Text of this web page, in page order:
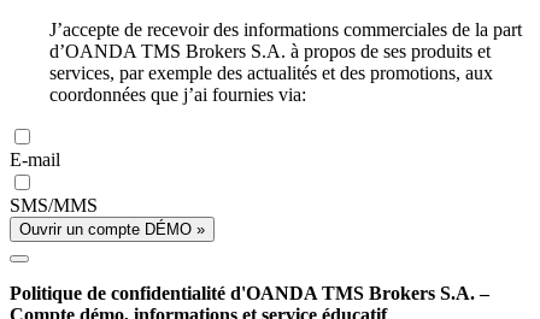
J’accepte de recevoir des informations commerciales de la part
d’OANDA TMS Brokers S.A. à propos de ses produits et
services, par exemple des actualités et des promotions, aux
coordonnées que j’ai fournies via:
E-mail
SMS/MMS
Ouvrir un compte DÉMO »
Politique de confidentialité d'OANDA TMS Brokers S.A. –
Compte démo, informations et service éducatif